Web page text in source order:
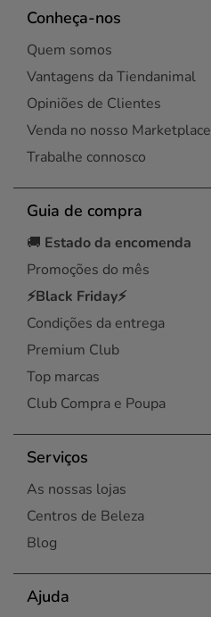
Conheça-nos
Quem somos
Vantagens da Tiendanimal
Opiniões de Clientes
Venda no nosso Marketplace
Trabalhe connosco
Guia de compra
🚚 Estado da encomenda
Promoções do mês
⚡Black Friday⚡
Condições da entrega
Premium Club
Top marcas
Club Compra e Poupa
Serviços
As nossas lojas
Centros de Beleza
Blog
Ajuda